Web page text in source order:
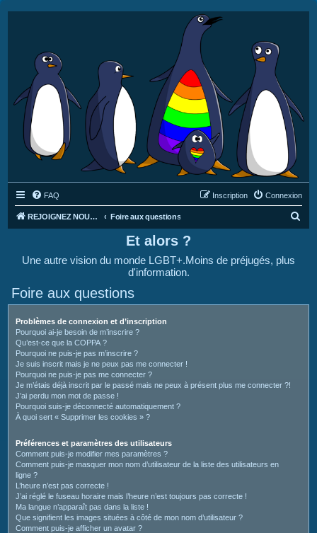
FAQ Connexion
Inscription
REJOIGNEZ NOUS SUR DISCORD : https://discord.gg/4C2Bvub Foire aux questions
Et alors ?
Une autre vision du monde LGBT+.Moins de préjugés, plus
d'information.
Foire aux questions
Problèmes de connexion et d’inscription
Pourquoi ai-je besoin de m’inscrire ?
Qu’est-ce que la COPPA ?
Pourquoi ne puis-je pas m’inscrire ?
Je suis inscrit mais je ne peux pas me connecter !
Pourquoi ne puis-je pas me connecter ?
Je m’étais déjà inscrit par le passé mais ne peux à présent plus me connecter ?!
J’ai perdu mon mot de passe !
Pourquoi suis-je déconnecté automatiquement ?
À quoi sert « Supprimer les cookies » ?
Préférences et paramètres des utilisateurs
Comment puis-je modifier mes paramètres ?
Comment puis-je masquer mon nom d’utilisateur de la liste des utilisateurs en
ligne ?
L’heure n’est pas correcte !
J’ai réglé le fuseau horaire mais l’heure n’est toujours pas correcte !
Ma langue n’apparaît pas dans la liste !
Que signifient les images situées à côté de mon nom d’utilisateur ?
Comment puis-je afficher un avatar ?